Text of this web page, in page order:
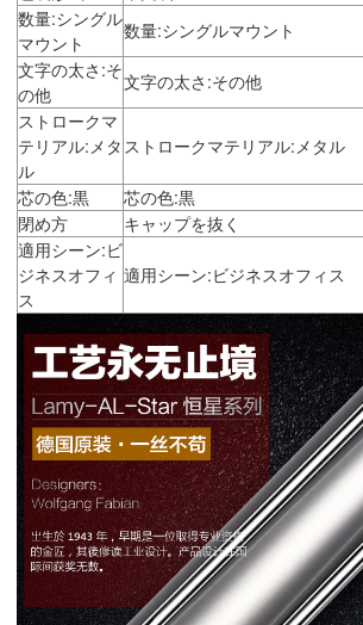
数量:シングル
マウント
数量:シングルマウント
文字の太さ:そ
の他
文字の太さ:その他
ストロークマ
テリアル:メタ
ル
ストロークマテリアル:メタル
芯の色:黒
芯の色:黒
閉め方
キャップを抜く
適用シーン:ビ
ジネスオフィ
ス
適用シーン:ビジネスオフィス